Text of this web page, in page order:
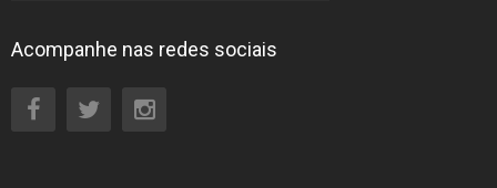
Acompanhe nas redes sociais